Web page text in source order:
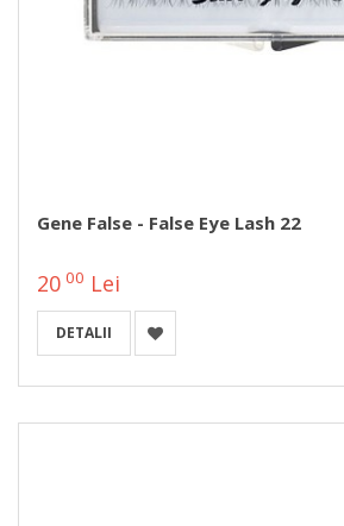
Gene False - False Eye Lash 22
20 00 Lei
DETALII